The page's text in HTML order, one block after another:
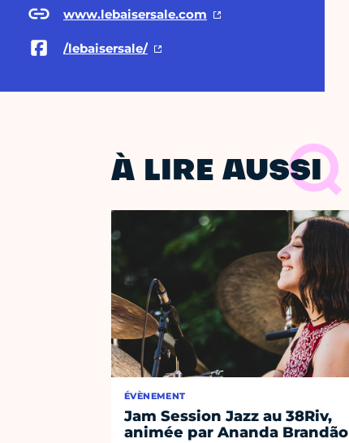
www.lebaisersale.com
/lebaisersale/
À LIRE AUSSI
ÉVÈNEMENT
Jam Session Jazz au 38Riv,
animée par Ananda Brandão